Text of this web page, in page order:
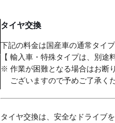
タイヤ交換
下記の料金は国産車の通常タイ
【 輸入車・特殊タイプは、別途
※ 作業が困難となる場合はお断
ございますので予めご了承くだ
タイヤ交換は、安全なドライブ